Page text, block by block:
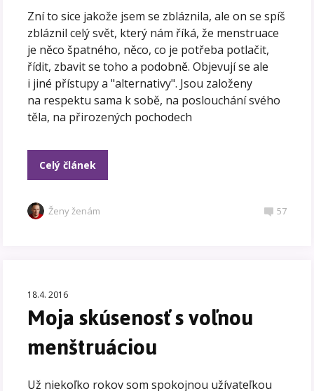
Zní to sice jakože jsem se zbláznila, ale on se spíš
zbláznil celý svět, který nám říká, že menstruace
je něco špatného, něco, co je potřeba potlačit,
řídit, zbavit se toho a podobně. Objevují se ale
i jiné přístupy a "alternativy". Jsou založeny
na respektu sama k sobě, na poslouchání svého
těla, na přirozených pochodech
Celý článek
Ženy ženám 57
18.4. 2016
Moja skúsenosť s voľnou
menštruáciou
Už niekoľko rokov som spokojnou užívateľkou